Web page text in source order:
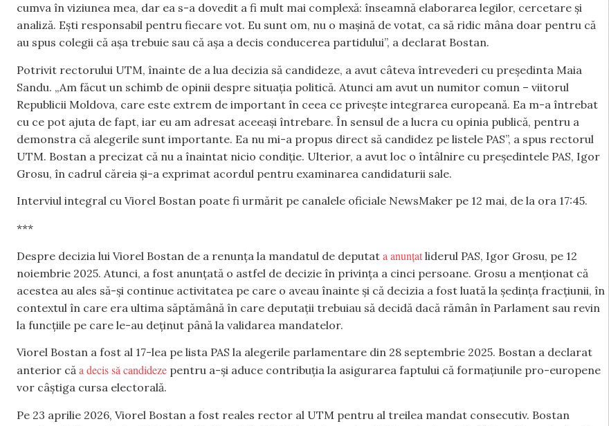
cumva în viziunea mea, dar ea s-a dovedit a fi mult mai complexă: înseamnă elaborarea legilor, cercetare și
analiză. Ești responsabil pentru fiecare vot. Eu sunt om, nu o mașină de votat, ca să ridic mâna doar pentru că
au spus colegii că așa trebuie sau că așa a decis conducerea partidului”, a declarat Bostan.
Potrivit rectorului UTM, înainte de a lua decizia să candideze, a avut câteva întrevederi cu președinta Maia
Sandu. „Am făcut un schimb de opinii despre situația politică. Atunci am avut un numitor comun – viitorul
Republicii Moldova, care este extrem de important în ceea ce privește integrarea europeană. Ea m-a întrebat
cu ce pot ajuta de fapt, iar eu am adresat aceeași întrebare. În sensul de a lucra cu opinia publică, pentru a
demonstra că alegerile sunt importante. Ea nu mi-a propus direct să candidez pe listele PAS”, a spus rectorul
UTM. Bostan a precizat că nu a înaintat nicio condiție. Ulterior, a avut loc o întâlnire cu președintele PAS, Igor
Grosu, în cadrul căreia și-a exprimat acordul pentru examinarea candidaturii sale.
Interviul integral cu Viorel Bostan poate fi urmărit pe canalele oficiale NewsMaker pe 12 mai, de la ora 17:45.
***
Despre decizia lui Viorel Bostan de a renunța la mandatul de deputat a anunțat liderul PAS, Igor Grosu, pe 12
noiembrie 2025. Atunci, a fost anunțată o astfel de decizie în privința a cinci persoane. Grosu a menționat că
acestea au ales să-și continue activitatea pe care o aveau înainte și că decizia a fost luată la ședința fracțiunii, în
contextul în care era ultima săptămână în care deputații trebuiau să decidă dacă rămân în Parlament sau revin
la funcțiile pe care le-au deținut până la validarea mandatelor.
Viorel Bostan a fost al 17-lea pe lista PAS la alegerile parlamentare din 28 septembrie 2025. Bostan a declarat
anterior că a decis să candideze pentru a-și aduce contribuția la asigurarea faptului că formațiunile pro-europene
vor câștiga cursa electorală.
Pe 23 aprilie 2026, Viorel Bostan a fost reales rector al UTM pentru al treilea mandat consecutiv. Bostan